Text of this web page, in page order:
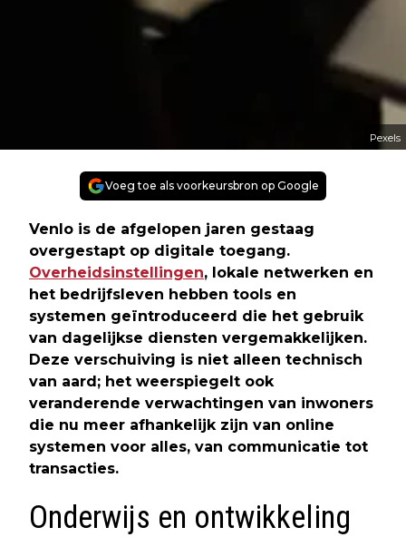
Pexels
Voeg toe als voorkeursbron op Google
Venlo is de afgelopen jaren gestaag
overgestapt op digitale toegang.
Overheidsinstellingen, lokale netwerken en
het bedrijfsleven hebben tools en
systemen geïntroduceerd die het gebruik
van dagelijkse diensten vergemakkelijken.
Deze verschuiving is niet alleen technisch
van aard; het weerspiegelt ook
veranderende verwachtingen van inwoners
die nu meer afhankelijk zijn van online
systemen voor alles, van communicatie tot
transacties.
Onderwijs en ontwikkeling